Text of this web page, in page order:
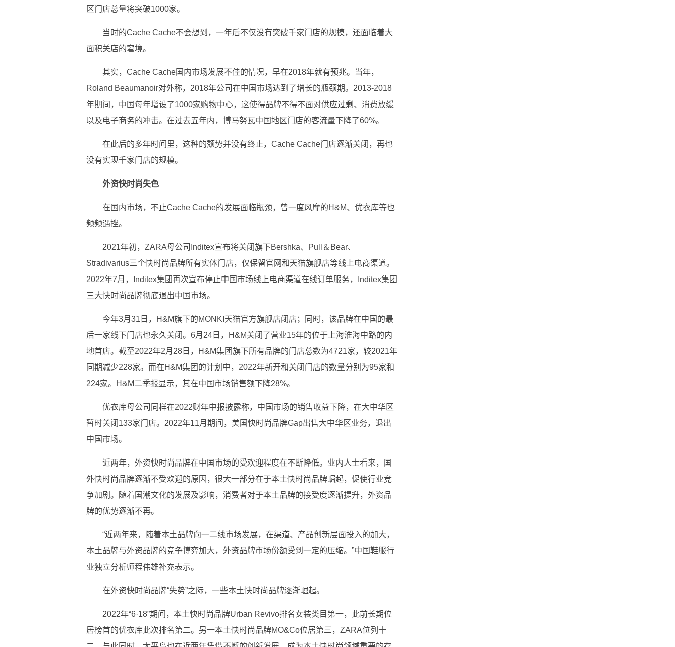
区门店总量将突破1000家。
当时的Cache Cache不会想到，一年后不仅没有突破千家门店的规模，还面临着大
面积关店的窘境。
其实，Cache Cache国内市场发展不佳的情况，早在2018年就有预兆。当年，
Roland Beaumanoir对外称，2018年公司在中国市场达到了增长的瓶颈期。2013-2018
年期间，中国每年增设了1000家购物中心，这使得品牌不得不面对供应过剩、消费放缓
以及电子商务的冲击。在过去五年内，博马努瓦中国地区门店的客流量下降了60%。
在此后的多年时间里，这种的颓势并没有终止，Cache Cache门店逐渐关闭，再也
没有实现千家门店的规模。
外资快时尚失色
在国内市场，不止Cache Cache的发展面临瓶颈，曾一度风靡的H&M、优衣库等也
频频遇挫。
2021年初，ZARA母公司Inditex宣布将关闭旗下Bershka、Pull＆Bear、
Stradivarius三个快时尚品牌所有实体门店，仅保留官网和天猫旗舰店等线上电商渠道。
2022年7月，Inditex集团再次宣布停止中国市场线上电商渠道在线订单服务，Inditex集团
三大快时尚品牌彻底退出中国市场。
今年3月31日，H&M旗下的MONKI天猫官方旗舰店闭店；同时，该品牌在中国的最
后一家线下门店也永久关闭。6月24日，H&M关闭了营业15年的位于上海淮海中路的内
地首店。截至2022年2月28日，H&M集团旗下所有品牌的门店总数为4721家，较2021年
同期减少228家。而在H&M集团的计划中，2022年新开和关闭门店的数量分别为95家和
224家。H&M二季报显示，其在中国市场销售额下降28%。
优衣库母公司同样在2022财年中报披露称，中国市场的销售收益下降，在大中华区
暂时关闭133家门店。2022年11月期间，美国快时尚品牌Gap出售大中华区业务，退出
中国市场。
近两年，外资快时尚品牌在中国市场的受欢迎程度在不断降低。业内人士看来，国
外快时尚品牌逐渐不受欢迎的原因，很大一部分在于本土快时尚品牌崛起，促使行业竞
争加剧。随着国潮文化的发展及影响，消费者对于本土品牌的接受度逐渐提升，外资品
牌的优势逐渐不再。
“近两年来，随着本土品牌向一二线市场发展，在渠道、产品创新层面投入的加大，
本土品牌与外资品牌的竞争博弈加大，外资品牌市场份额受到一定的压缩。”中国鞋服行
业独立分析师程伟雄补充表示。
在外资快时尚品牌“失势”之际，一些本土快时尚品牌逐渐崛起。
2022年“6·18”期间，本土快时尚品牌Urban Revivo排名女装类目第一，此前长期位
居榜首的优衣库此次排名第二。另一本土快时尚品牌MO&Co位居第三，ZARA位列十